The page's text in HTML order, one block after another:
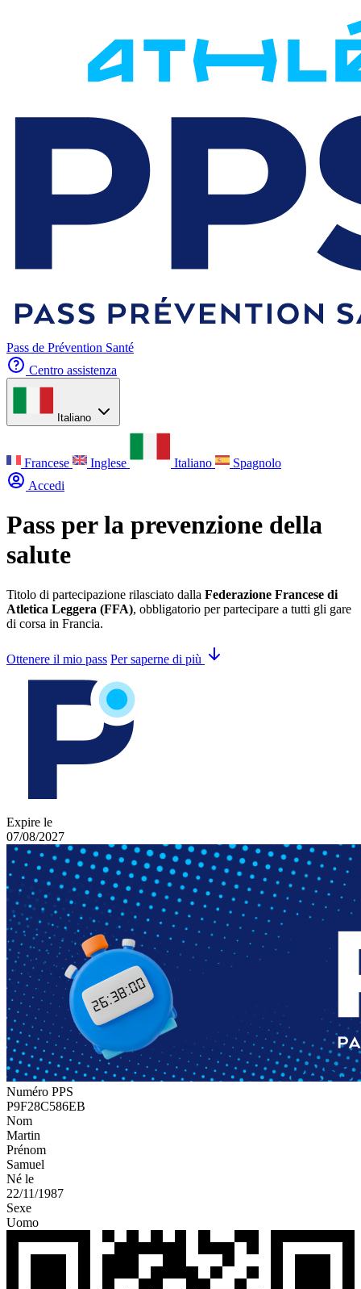
Pass de Prévention Santé
Centro assistenza
Italiano
Francese Inglese Italiano
Spagnolo
Accedi
Pass per la prevenzione della
salute
Titolo di partecipazione rilasciato dalla Federazione Francese di
Atletica Leggera (FFA), obbligatorio per partecipare a tutti gli gare
di corsa in Francia.
Ottenere il mio pass Per saperne di più
Expire le
07/08/2027
Numéro PPS
P9F28C586EB
Nom
Martin
Prénom
Samuel
Né le
22/11/1987
Sexe
Uomo